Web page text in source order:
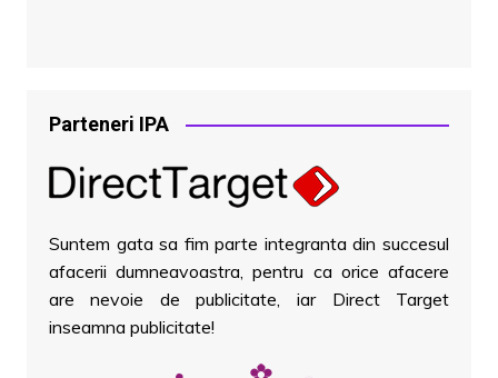
Parteneri IPA
Suntem gata sa fim parte integranta din succesul
afacerii dumneavoastra, pentru ca orice afacere
are nevoie de publicitate, iar Direct Target
inseamna publicitate!